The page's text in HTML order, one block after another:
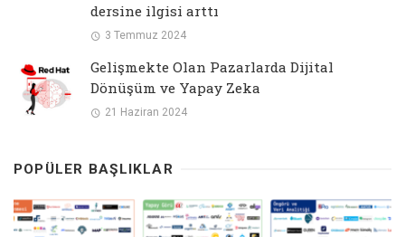
dersine ilgisi arttı
3 Temmuz 2024
Gelişmekte Olan Pazarlarda Dijital
Dönüşüm ve Yapay Zeka
21 Haziran 2024
POPÜLER BAŞLIKLAR